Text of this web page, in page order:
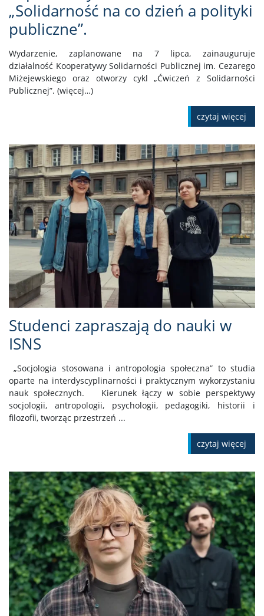
„Solidarność na co dzień a polityki
publiczne”.
Wydarzenie, zaplanowane na 7 lipca, zainauguruje
działalność Kooperatywy Solidarności Publicznej im. Cezarego
Miżejewskiego oraz otworzy cykl „Ćwiczeń z Solidarności
Publicznej”. (więcej…)
czytaj więcej
Studenci zapraszają do nauki w
ISNS
„Socjologia stosowana i antropologia społeczna” to studia
oparte na interdyscyplinarności i praktycznym wykorzystaniu
nauk społecznych. Kierunek łączy w sobie perspektywy
socjologii, antropologii, psychologii, pedagogiki, historii i
filozofii, tworząc przestrzeń ...
czytaj więcej